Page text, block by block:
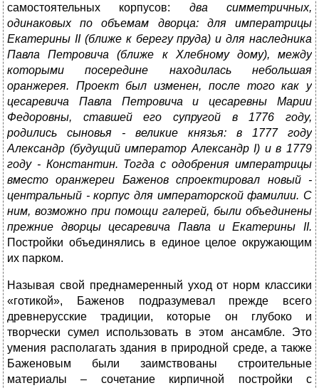
самостоятельных корпусов: два симметричных,
одинаковых по объемам дворца: для императрицы
Екатерины II (ближе к берегу пруда) и для наследника
Павла Петровича (ближе к Хлебному дому), между
которыми посередине находилась небольшая
оранжерея. Проект был изменен, после того как у
цесаревича Павла Петровича и цесаревны Марии
Федоровны, ставшей его супругой в 1776 году,
родились сыновья - великие князья: в 1777 году
Александр (будущий император Александр I) и в 1779
году - Константин. Тогда с одобрения императрицы
вместо оранжереи Баженов спроектировал новый -
центральный - корпус для императорской фамилии. С
ним, возможно при помощи галерей, были объединены
прежние дворцы цесаревича Павла и Екатерины II.
Постройки объединялись в единое целое окружающим
их парком.
Называя свой преднамеренный уход от норм классики
«готикой», Баженов подразумевал прежде всего
древнерусские традиции, которые он глубоко и
творчески сумел использовать в этом ансамбле. Это
умения располагать здания в природной среде, а также
Баженовым были заимствованы строительные
материалы – сочетание кирпичной постройки с